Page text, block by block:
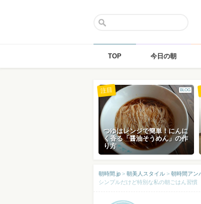
TOP 今日の朝
BLOG
つゆはレンジで簡単！にんに
く香る「醤油そうめん」の作
り方
注目
朝時間.jp > 朝美人スタイル > 朝時間アン
シンプルだけど特別な私の朝ごはん習慣